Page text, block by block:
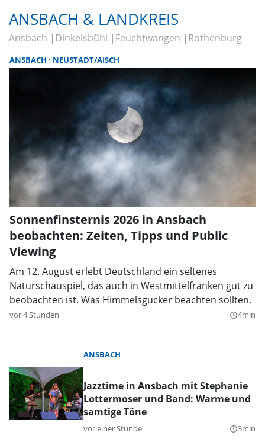
ANSBACH & LANDKREIS
Ansbach Dinkelsbühl Feuchtwangen Rothenburg
ANSBACH NEUSTADT/AISCH
Sonnenfinsternis 2026 in Ansbach
beobachten: Zeiten, Tipps und Public
Viewing
Am 12. August erlebt Deutschland ein seltenes
Naturschauspiel, das auch in Westmittelfranken gut zu
beobachten ist. Was Himmelsgucker beachten sollten.
vor 4 Stunden query_builder4min
ANSBACH
Jazztime in Ansbach mit Stephanie
Lottermoser und Band: Warme und
samtige Töne
vor einer Stunde query_builder3min